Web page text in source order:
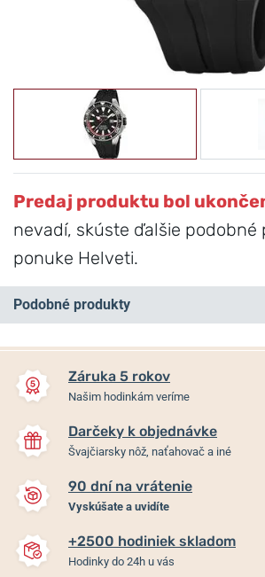
Predaj produktu bol
nevadí, skúste ďalšie podobné
ponuke Helveti.
Podobné produkty
Festina The Originals
20743/2
Záruka 5 rokov
Našim hodinkám veríme
Darčeky k objednávke
Švajčiarsky nôž, naťahovač a iné
90 dní na vrátenie
Vyskúšate a uvidíte
+2500 hodiniek skladom
Hodinky do 24h u vás